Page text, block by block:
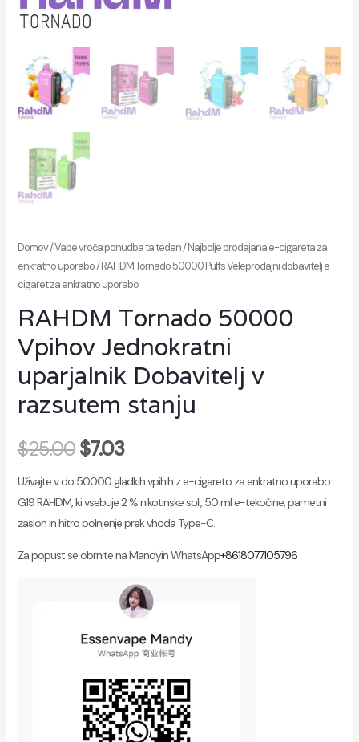
Domov/Vape vroča ponudba ta teden/Najbolje prodajana e-cigareta za
enkratno uporabo/ RAHDM Tornado 50000 Puffs Veleprodajni dobavitelj e-
cigaret za enkratno uporabo
RAHDM Tornado 50000
Vpihov Jednokratni
uparjalnik Dobavitelj v
razsutem stanju
$25.00 $7.03
Uživajte v do 50.000 gladkih vpihih z e-cigareto za enkratno uporabo
G19 RAHDM, ki vsebuje 2 % nikotinske soli, 50 ml e-tekočine, pametni
zaslon in hitro polnjenje prek vhoda Type-C.
Za popust se obrnite na Mandyin WhatsApp+8618077105796